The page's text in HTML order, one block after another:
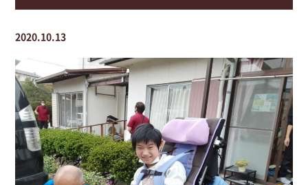
2020.10.13